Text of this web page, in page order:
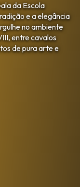
da Escola
e a elegância
no ambiente
entre cavalos
de pura arte e